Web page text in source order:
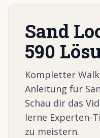
Sand
590
Kompletter
Anleitung für
Schau dir das
lerne Experten-
zu meistern.